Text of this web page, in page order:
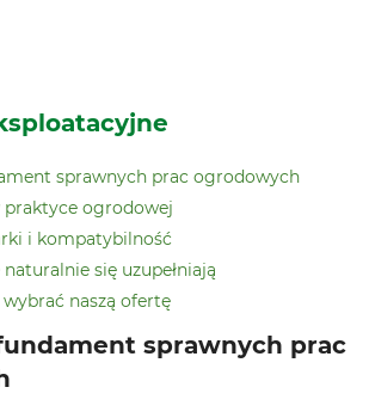
sprawnych prac ogrodowych
praktyce ogrodowej
i kompatybilność
się uzupełniają
naszą ofertę
sprawnych prac